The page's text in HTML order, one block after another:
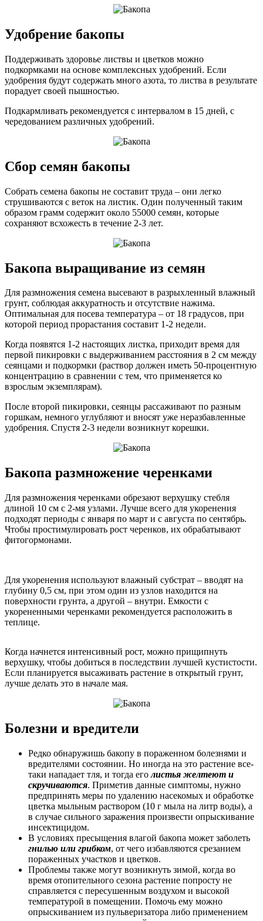
Удобрение бакопы
Поддерживать здоровье листвы и цветков можно
подкормками на основе комплексных удобрений. Если
удобрения будут содержать много азота, то листва в результате
порадует своей пышностью.
Подкармливать рекомендуется с интервалом в 15 дней, с
чередованием различных удобрений.
Сбор семян бакопы
Собрать семена бакопы не составит труда – они легко
струшиваются с веток на листик. Один полученный таким
образом грамм содержит около 55000 семян, которые
сохраняют всхожесть в течение 2-3 лет.
Бакопа выращивание из семян
Для размножения семена высевают в разрыхленный влажный
грунт, соблюдая аккуратность и отсутствие нажима.
Оптимальная для посева температура – от 18 градусов, при
которой период прорастания составит 1-2 недели.
Когда появятся 1-2 настоящих листка, приходит время для
первой пикировки с выдерживанием расстояния в 2 см между
сеянцами и подкормки (раствор должен иметь 50-процентную
концентрацию в сравнении с тем, что применяется ко
взрослым экземплярам).
После второй пикировки, сеянцы рассаживают по разным
горшкам, немного углубляют и вносят уже неразбавленные
удобрения. Спустя 2-3 недели возникнут корешки.
Бакопа размножение черенками
Для размножения черенками обрезают верхушку стебля
длиной 10 см с 2-мя узлами. Лучше всего для укоренения
подходят периоды с января по март и с августа по сентябрь.
Чтобы простимулировать рост черенков, их обрабатывают
фитогормонами.
Для укоренения используют влажный субстрат – вводят на
глубину 0,5 см, при этом один из узлов находится на
поверхности грунта, а другой – внутри. Емкости с
укорененными черенками рекомендуется расположить в
теплице.
Когда начнется интенсивный рост, можно прищипнуть
верхушку, чтобы добиться в последствии лучшей кустистости.
Если планируется высаживать растение в открытый грунт,
лучше делать это в начале мая.
Болезни и вредители
Редко обнаружишь бакопу в пораженном болезнями и
вредителями состоянии. Но иногда на это растение все-
таки нападает тля, и тогда еголистья желтеют и
скручиваются. Приметив данные симптомы, нужно
предпринять меры по удалению насекомых и обработке
цветка мыльным раствором (10 г мыла на литр воды), а
в случае сильного заражения произвести опрыскивание
инсектицидом.
В условиях пресыщения влагой бакопа может заболеть
гнилью или грибком, от чего избавляются срезанием
пораженных участков и цветков.
Проблемы также могут возникнуть зимой, когда во
время отопительного сезона растение попросту не
справляется с пересушенным воздухом и высокой
температурой в помещении. Помочь ему можно
опрыскиванием из пульверизатора либо применением